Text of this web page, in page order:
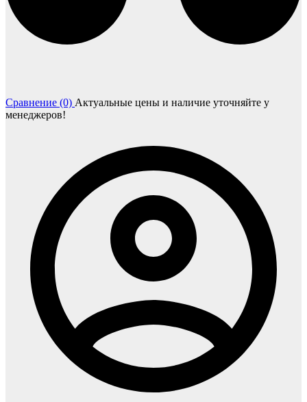
Сравнение (0) Актуальные цены и наличие уточняйте у
менеджеров!